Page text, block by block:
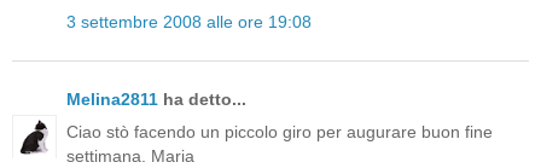
3 settembre 2008 alle ore 19:08
Melina2811 ha detto...
Ciao stò facendo un piccolo giro per augurare buon fine
settimana. Maria